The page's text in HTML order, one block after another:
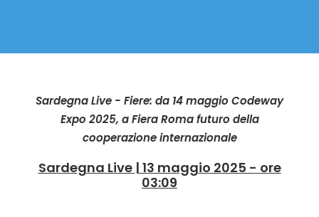
Sardegna Live - Fiere: da 14 maggio Codeway
Expo 2025, a Fiera Roma futuro della
cooperazione internazionale
Sardegna Live | 13 maggio 2025 - ore
03:09